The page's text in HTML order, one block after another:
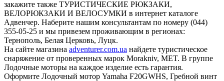
закажите также ТУРИСТИЧЕСКИЕ РЮКЗАКИ,
ВЕЛОРЮКЗАКИ И ВЕЛОСУМКИ в интернет каталоге
Адвенчер. Наберите нашим консультантам по номеру (044)
355-05-25 и мы привезем проживающим в регионах:
Тернополь, Белая Церковь, Луцк.
На сайте магазина adventurer.com.ua найдете туристическое
снаряжение от проверенных марок Morakniv, MET. В группе
Лодочные моторы на каждое изделие есть гарантия.
Оформите Лодочный мотор Yamaha F20GWHS, Гребной винт